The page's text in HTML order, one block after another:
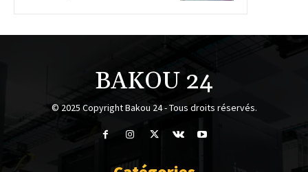
BAKOU 24
© 2025 Copyright Bakou 24 - Tous droits réservés.